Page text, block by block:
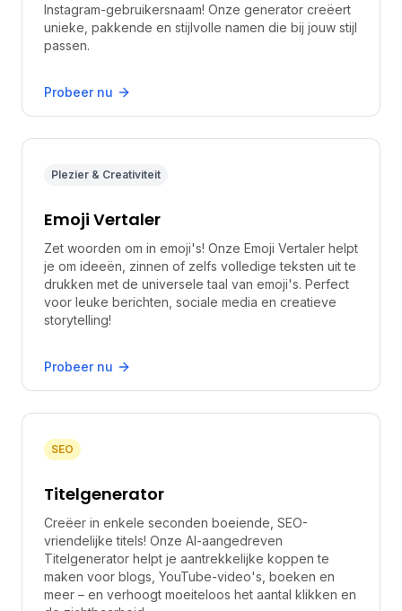
Instagram-gebruikersnaam! Onze generator creëert
unieke, pakkende en stijlvolle namen die bij jouw stijl
passen.
Probeer nu
Plezier & Creativiteit
Emoji Vertaler
Zet woorden om in emoji's! Onze Emoji Vertaler helpt
je om ideeën, zinnen of zelfs volledige teksten uit te
drukken met de universele taal van emoji's. Perfect
voor leuke berichten, sociale media en creatieve
storytelling!
Probeer nu
SEO
Titelgenerator
Creëer in enkele seconden boeiende, SEO-
vriendelijke titels! Onze AI-aangedreven
Titelgenerator helpt je aantrekkelijke koppen te
maken voor blogs, YouTube-video's, boeken en
meer – en verhoogt moeiteloos het aantal klikken en